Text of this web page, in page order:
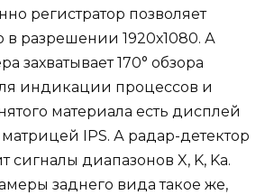
регистратор позволяет
в разрешении 1920х1080. А
захватывает 170° обзора
индикации процессов и
материала есть дисплей
IPS. А радар-детектор
сигналы диапазонов X, K, Ka.
заднего вида такое же,